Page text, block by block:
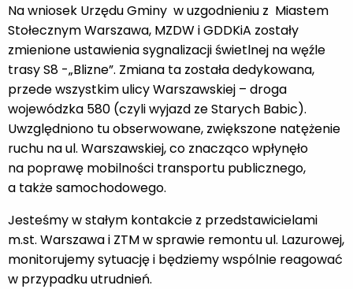
Na wniosek Urzędu Gminy w uzgodnieniu z Miastem
Stołecznym Warszawa, MZDW i GDDKiA zostały
zmienione ustawienia sygnalizacji świetlnej na węźle
trasy S8 -„Blizne”. Zmiana ta została dedykowana,
przede wszystkim ulicy Warszawskiej – droga
wojewódzka 580 (czyli wyjazd ze Starych Babic).
Uwzględniono tu obserwowane, zwiększone natężenie
ruchu na ul. Warszawskiej, co znacząco wpłynęło
na poprawę mobilności transportu publicznego,
a także samochodowego.
Jesteśmy w stałym kontakcie z przedstawicielami
m.st. Warszawa i ZTM w sprawie remontu ul. Lazurowej,
monitorujemy sytuację i będziemy wspólnie reagować
w przypadku utrudnień.